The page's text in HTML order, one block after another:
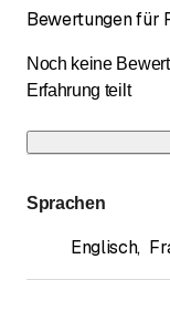
Fermé le samedi
Bewertungen für
Noch keine
Erfahrung teilt
Sprachen
Englisch,